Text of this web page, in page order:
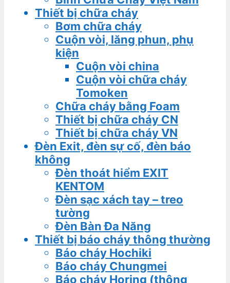
Thiết bị chữa cháy
Bơm chữa cháy
Cuộn vòi, lăng phun, phụ
kiện
Cuộn vòi china
Cuộn vòi chữa cháy
Tomoken
Chữa cháy bằng Foam
Thiết bị chữa cháy CN
Thiết bị chữa cháy VN
Đèn Exit, đèn sự cố, đèn báo
không
Đèn thoát hiểm EXIT
KENTOM
Đèn sạc xách tay – treo
tường
Đèn Bàn Đa Năng
Thiết bị báo cháy thông thường
Báo cháy Hochiki
Báo cháy Chungmei
Báo cháy Horing (thông